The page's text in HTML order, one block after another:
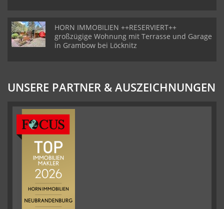
HORN IMMOBILIEN ++RESERVIERT++
großzügige Wohnung mit Terrasse und Garage
in Grambow bei Löcknitz
UNSERE PARTNER & AUSZEICHNUNGEN